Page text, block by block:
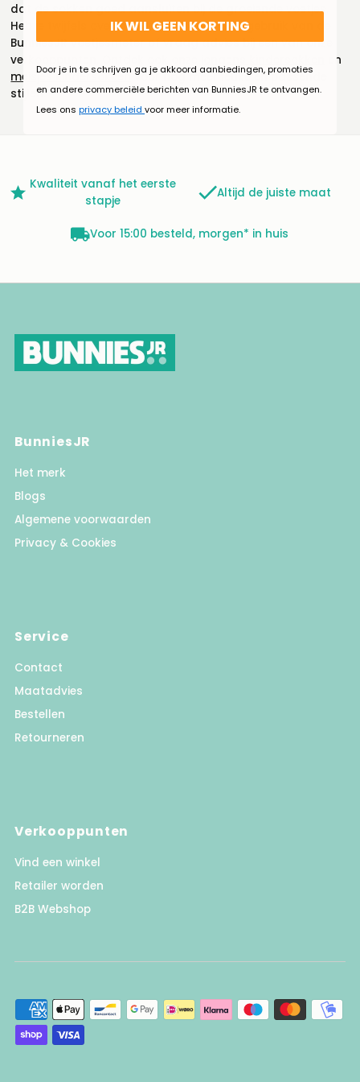
dat de sokken goed aansluiten bij de groeiende voetjes.
Heb je twijfels over de juiste maat? Maak gebruik van de
BunniesJR voetjesmeter of vraag advies bij een van onze
verkooppunten. Ontdek ook onze
en
meisjes kindersokken voor nog meer leuke en passende
stijlen.
Kwaliteit vanaf het eerste
stapje
Altijd de juiste maat
Voor 15:00 besteld, morgen* in huis
BunniesJR
Het merk
Blogs
Algemene voorwaarden
Privacy & Cookies
Service
Contact
Maatadvies
Bestellen
Retourneren
Verkooppunten
Vind een winkel
Retailer worden
B2B Webshop
IK WIL GEEN KORTING
Door je in te schrijven ga je akkoord aanbiedingen, promoties
en andere commerciële berichten van BunniesJR te ontvangen.
Lees ons privacy beleid voor meer informatie.